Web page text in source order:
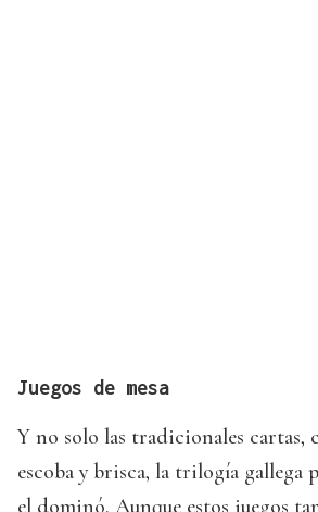
Juegos de mesa
Y no solo las tradicionales cartas,
escoba y brisca, la trilogía gallega